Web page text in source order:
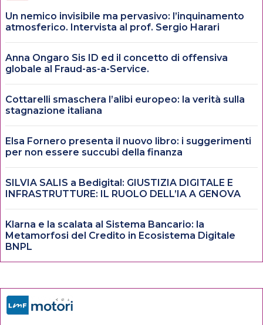
Un nemico invisibile ma pervasivo: l’inquinamento
atmosferico. Intervista al prof. Sergio Harari
Anna Ongaro Sis ID ed il concetto di offensiva
globale al Fraud-as-a-Service.
Cottarelli smaschera l’alibi europeo: la verità sulla
stagnazione italiana
Elsa Fornero presenta il nuovo libro: i suggerimenti
per non essere succubi della finanza
SILVIA SALIS a Bedigital: GIUSTIZIA DIGITALE E
INFRASTRUTTURE: IL RUOLO DELL’IA A GENOVA
Klarna e la scalata al Sistema Bancario: la
Metamorfosi del Credito in Ecosistema Digitale
BNPL